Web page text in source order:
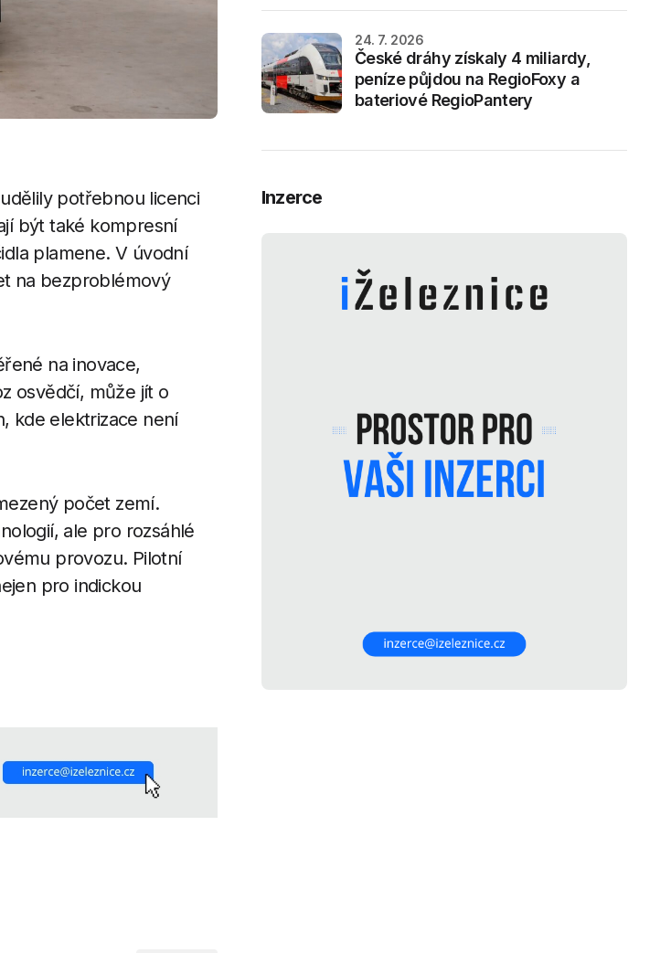
potřebnou licenci
být také kompresní
plamene. V úvodní
na bezproblémový
na inovace,
osvědčí, může jít o
kde elektrizace není
počet zemí.
ale pro rozsáhlé
provozu. Pilotní
pro indickou
České dráhy získaly 4 miliardy,
peníze půjdou na RegioFoxy a
bateriové RegioPantery
24. 7. 2026
Inzerce